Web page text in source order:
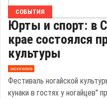
СОБЫТИЯ
Юрты и спорт: в
крае состоялся
культуры
эксклюзив
Фестиваль ногайской
кунаки в гостях у ногайцев"